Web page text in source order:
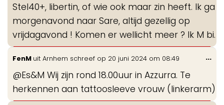
Stel40+, libertin, of wie ook maar zin heeft. Ik ga
morgenavond naar Sare, altijd gezellig op
vrijdagavond ! Komen er wellicht meer ? Ik M bi.
FenM uit Arnhem schreef op 20 juni 2024 om 08:49
@Es&M Wij zijn rond 18.00uur in Azzurra. Te
herkennen aan tattoosleeve vrouw (linkerarm)
...